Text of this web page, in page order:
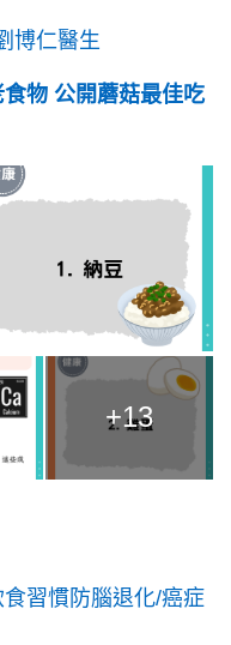
博仁醫生
物 公開蘑菇最佳吃
+13
習慣防腦退化/癌症